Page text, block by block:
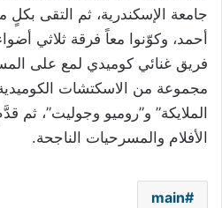
جامعة الإسكندرية، ثم التقى
أحمد، وكوّنوا معاً فرقة ثلاثي
فريق غنائي كوميدي لمع على
مجموعة من الاسكتشات
الملايكة” و”روميو وجوليت”، ثم
الأفلام والمسرحيات الناجحة.
main